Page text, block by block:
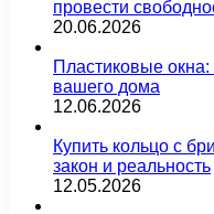
провести
20.06.2026
Пластиковые
вашего дома
12.06.2026
Купить кольцо с
закон и реальность
12.05.2026